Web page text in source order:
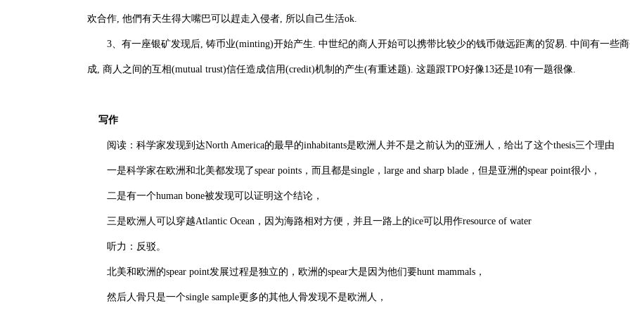
欢合作, 他們有天生得大嘴巴可以趕走入侵者, 所以自己生活ok.
3、有一座银矿发现后, 铸币业(minting)开始产生. 中世纪的商人开始可以携带比较少的钱币做远距离的贸易. 中间有一些
成, 商人之间的互相(mutual trust)信任造成信用(credit)机制的产生(有重述题). 这题跟TPO好像13还是10有一题很像.
写作
阅读：科学家发现到达North America的最早的inhabitants是欧洲人并不是之前认为的亚洲人，给出了这个thesis三个理由
一是科学家在欧洲和北美都发现了spear points，而且都是single，large and sharp blade，但是亚洲的spear point很小，
二是有一个human bone被发现可以证明这个结论，
三是欧洲人可以穿越Atlantic Ocean，因为海路相对方便，并且一路上的ice可以用作resource of water
听力：反驳。
北美和欧洲的spear point发展过程是独立的，欧洲的spear大是因为他们要hunt mammals，
然后人骨只是一个single sample更多的其他人骨发现不是欧洲人，